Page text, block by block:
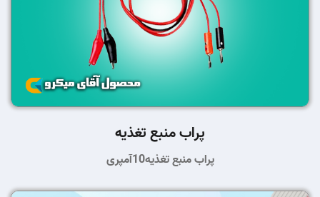
پراب منبع تغذیه
پراب منبع تغذیه10آمپری